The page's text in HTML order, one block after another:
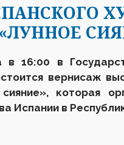
в 16:00 в
вернисаж
», которая
Испании в